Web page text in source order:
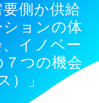
要側か供給
ョンの体
イノベー
つの機会
）」